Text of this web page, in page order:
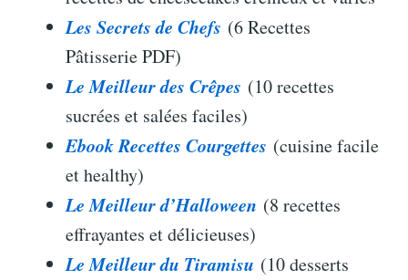
Les Secrets de Chefs (6 Recettes
Pâtisserie PDF)
Le Meilleur des Crêpes (10 recettes
sucrées et salées faciles)
Ebook Recettes Courgettes (cuisine facile
et healthy)
Le Meilleur d’Halloween (8 recettes
effrayantes et délicieuses)
Le Meilleur du Tiramisu (10 desserts